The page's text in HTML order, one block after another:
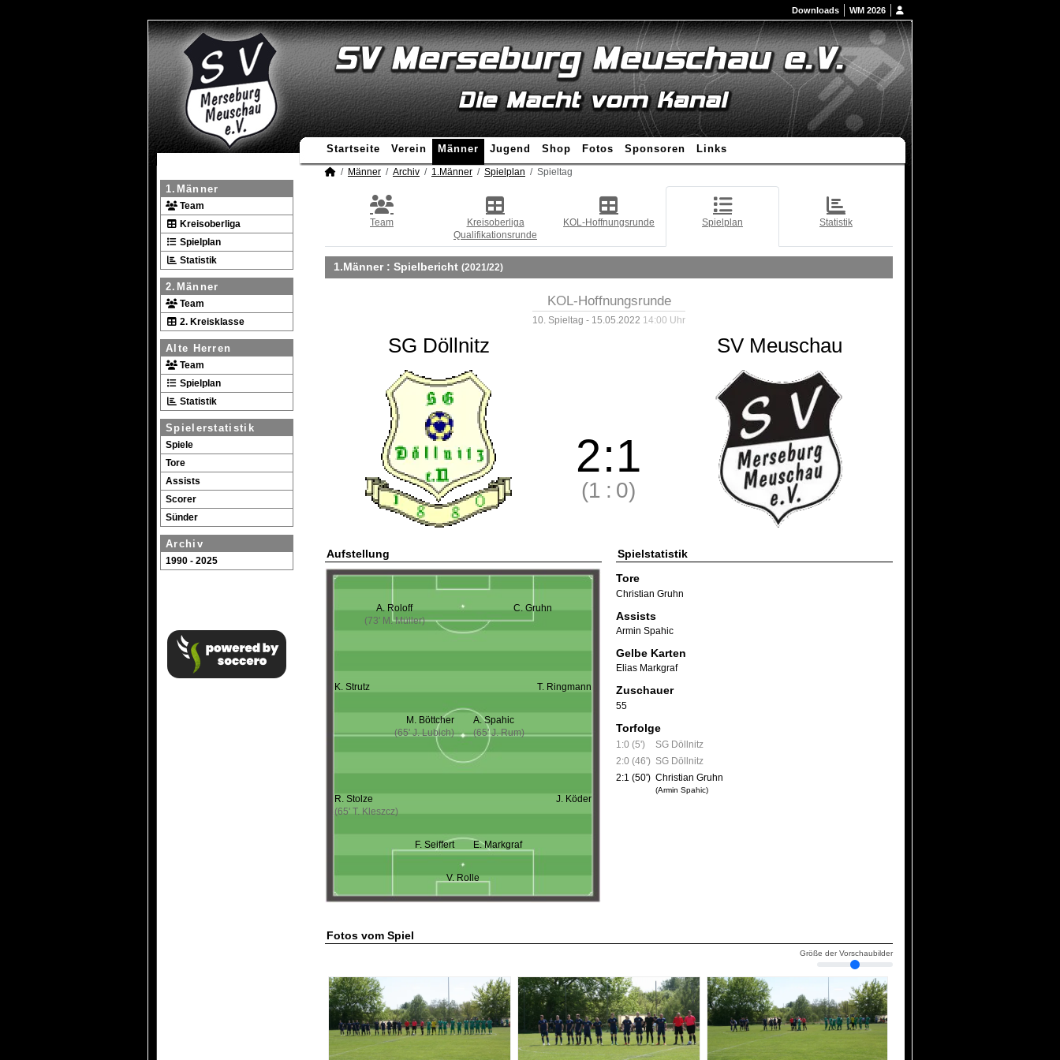
Downloads WM 2026
Startseite Verein Männer Jugend Shop Fotos Sponsoren Links
1.Männer
Team
Kreisoberliga
Spielplan
Statistik
2.Männer
Team
2. Kreisklasse
Alte Herren
Team
Spielplan
Statistik
Spielerstatistik
Spiele
Tore
Assists
Scorer
Sünder
Archiv
1990 - 2025
Männer Archiv 1.Männer Spielplan Spieltag
Team
Kreisoberliga
Qualifikationsrunde
KOL-Hoffnungsrunde Spielplan Statistik
1.Männer : Spielbericht (2021/22)
KOL-Hoffnungsrunde
10. Spieltag - 15.05.2022 14:00 Uhr
SG Döllnitz SV Meuschau
2:1
(1 : 0)
Aufstellung
A. Roloff
(73' M. Müller)
C. Gruhn
K. Strutz T. Ringmann
M. Böttcher
(65' J. Lubich)
A. Spahic
(65' J. Rum)
R. Stolze
(65' T. Kleszcz)
J. Köder
F. Seiffert E. Markgraf
V. Rolle
Spielstatistik
Tore
Christian Gruhn
Assists
Armin Spahic
Gelbe Karten
Elias Markgraf
Zuschauer
55
Torfolge
1:0 (5')
SG Döllnitz
2:0 (46') SG Döllnitz
2:1 (50') Christian Gruhn
(Armin Spahic)
Fotos vom Spiel
Größe der Vorschaubilder